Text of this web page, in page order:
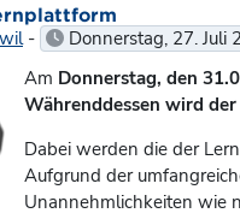
- Donnerstag, 27. Juli
Am Donnerstag, den
Währenddessen wird
Dabei werden die der
Aufgrund der
Unannehmlichkeiten wie